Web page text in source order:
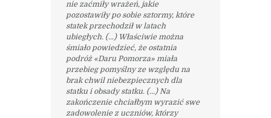
nie zaćmiły wrażeń, jakie
pozostawiły po sobie sztormy, które
statek przechodził w latach
ubiegłych. (…) Właściwie można
śmiało powiedzieć, że ostatnia
podróż «Daru Pomorza» miała
przebieg pomyślny ze względu na
brak chwil niebezpiecznych dla
statku i obsady statku. (…) Na
zakończenie chciałbym wyrazić swe
zadowolenie z uczniów, którzy